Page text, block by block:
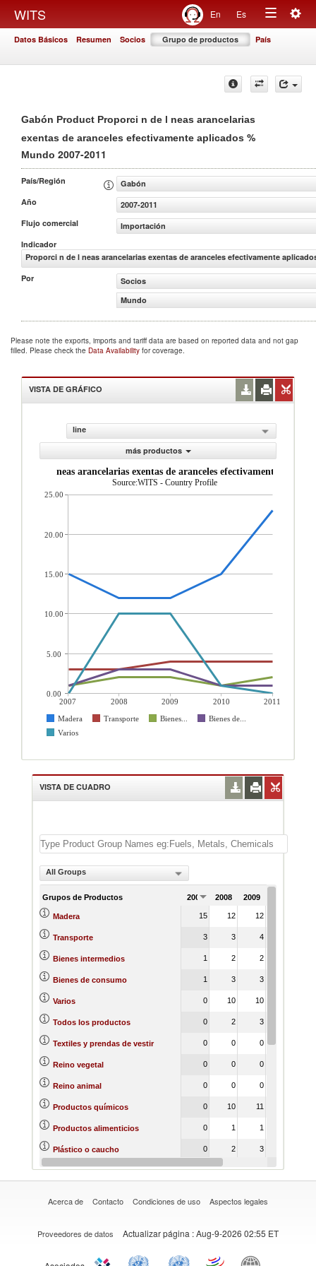
WITS En Es
Toggle
Datos Básicos Resumen Socios Grupo de productos País
Gabón Product Proporci n de l neas arancelarias
exentas de aranceles efectivamente aplicados %
Mundo 2007-2011
País/Región
Gabón
Año
2007-2011
Flujo comercial
Importación
Indicador
Proporci n de l neas arancelarias exentas de aranceles efectivamente
Por
Socios
Mundo
Please note the exports, imports and tariff data are based on reported data and not gap
filled. Please check the Data Availability for coverage.
VISTA DE GRÁFICO
line
más productos
n de l neas arancelarias exentas de aranceles efectivamente
Source:WITS - Country Profile
2007 2008 2009 2010
2011
Madera
Transporte Bienes...
Bienes de...
Varios
25.00
20.00
15.00
10.00
5.00
0.00
VISTA DE CUADRO
All Groups
Grupos de Productos 2007 2008 2009
Madera 15 12 12
Transporte 3 3 4
Bienes intermedios 1 2 2
Bienes de consumo 1 3 3
Varios 0 10 10
Todos los productos 0 2 3
Textiles y prendas de vestir 0 0 0
Reino vegetal 0 0 0
Reino animal 0 0 0
Productos químicos 0 10 11
Productos alimenticios 0 1 1
Plástico o caucho 0 2 3
Piedras y vidrio 0 0 0
Acerca de Contacto Condiciones de uso Aspectos legales
Proveedores de datos Actualizar página : Aug-9-2026 02:55 ET